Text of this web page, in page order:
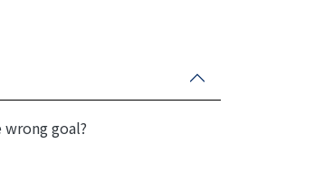
goal?